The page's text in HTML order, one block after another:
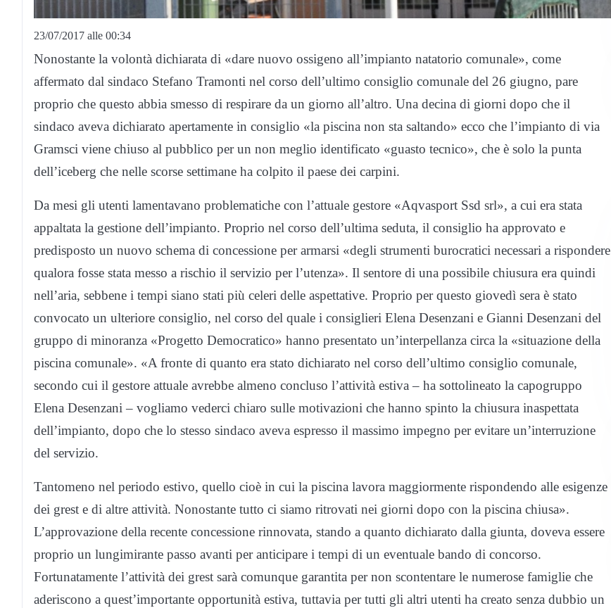
23/07/2017 alle 00:34
Nonostante la volontà dichiarata di «dare nuovo ossigeno all’impianto natatorio comunale», come
affermato dal sindaco Stefano Tramonti nel corso dell’ultimo consiglio comunale del 26 giugno, pare
proprio che questo abbia smesso di respirare da un giorno all’altro. Una decina di giorni dopo che il
sindaco aveva dichiarato apertamente in consiglio «la piscina non sta saltando» ecco che l’impianto di via
Gramsci viene chiuso al pubblico per un non meglio identificato «guasto tecnico», che è solo la punta
dell’iceberg che nelle scorse settimane ha colpito il paese dei carpini.
Da mesi gli utenti lamentavano problematiche con l’attuale gestore «Aqvasport Ssd srl», a cui era stata
appaltata la gestione dell’impianto. Proprio nel corso dell’ultima seduta, il consiglio ha approvato e
predisposto un nuovo schema di concessione per armarsi «degli strumenti burocratici necessari a rispondere
qualora fosse stata messo a rischio il servizio per l’utenza». Il sentore di una possibile chiusura era quindi
nell’aria, sebbene i tempi siano stati più celeri delle aspettative. Proprio per questo giovedì sera è stato
convocato un ulteriore consiglio, nel corso del quale i consiglieri Elena Desenzani e Gianni Desenzani del
gruppo di minoranza «Progetto Democratico» hanno presentato un’interpellanza circa la «situazione della
piscina comunale». «A fronte di quanto era stato dichiarato nel corso dell’ultimo consiglio comunale,
secondo cui il gestore attuale avrebbe almeno concluso l’attività estiva – ha sottolineato la capogruppo
Elena Desenzani – vogliamo vederci chiaro sulle motivazioni che hanno spinto la chiusura inaspettata
dell’impianto, dopo che lo stesso sindaco aveva espresso il massimo impegno per evitare un’interruzione
del servizio.
Tantomeno nel periodo estivo, quello cioè in cui la piscina lavora maggiormente rispondendo alle esigenze
dei grest e di altre attività. Nonostante tutto ci siamo ritrovati nei giorni dopo con la piscina chiusa».
L’approvazione della recente concessione rinnovata, stando a quanto dichiarato dalla giunta, doveva essere
proprio un lungimirante passo avanti per anticipare i tempi di un eventuale bando di concorso.
Fortunatamente l’attività dei grest sarà comunque garantita per non scontentare le numerose famiglie che
aderiscono a quest’importante opportunità estiva, tuttavia per tutti gli altri utenti ha creato senza dubbio un